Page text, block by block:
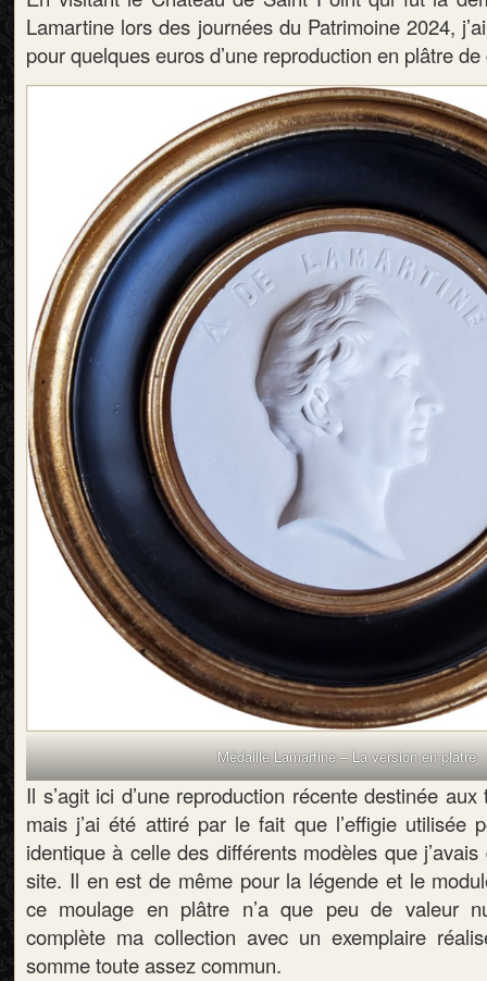
Lamartine lors des journées du Patrimoine 2024,
pour quelques euros d’une reproduction en plâtre
Médaille Lamartine – La version en plâtre
Il s’agit ici d’une reproduction récente destinée
mais j’ai été attiré par le fait que l’effigie utilisée
identique à celle des différents modèles que
site. Il en est de même pour la légende et le
ce moulage en plâtre n’a que peu de valeur
complète ma collection avec un exemplaire
somme toute assez commun.